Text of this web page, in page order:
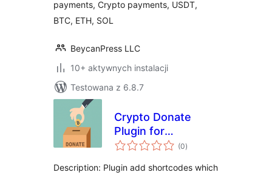
payments, Crypto payments, USDT,
BTC, ETH, SOL
BeycanPress LLC
10+ aktywnych instalacji
Testowana z 6.8.7
Crypto Donate
Plugin for
WordPress
(0wszystkich
ocen
)
Description: Plugin add shortcodes which